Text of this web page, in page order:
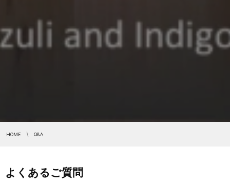
HOME Q&A
よくあるご質問